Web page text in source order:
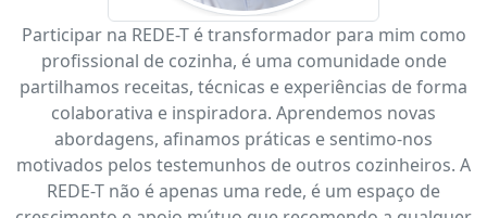
Participar na REDE-T é transformador para mim como
profissional de cozinha, é uma comunidade onde
partilhamos receitas, técnicas e experiências de forma
colaborativa e inspiradora. Aprendemos novas
abordagens, afinamos práticas e sentimo-nos
motivados pelos testemunhos de outros cozinheiros. A
REDE-T não é apenas uma rede, é um espaço de